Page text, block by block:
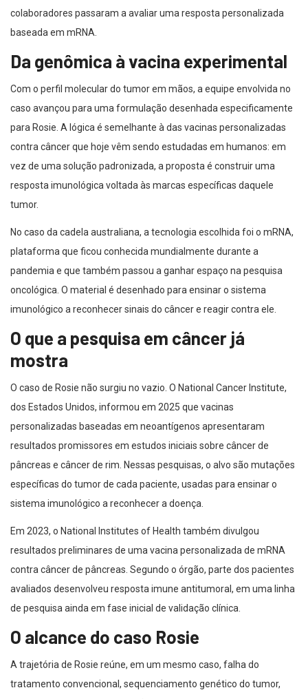
colaboradores passaram a avaliar uma resposta personalizada
baseada em mRNA.
Da genômica à vacina experimental
Com o perfil molecular do tumor em mãos, a equipe envolvida no
caso avançou para uma formulação desenhada especificamente
para Rosie. A lógica é semelhante à das vacinas personalizadas
contra câncer que hoje vêm sendo estudadas em humanos: em
vez de uma solução padronizada, a proposta é construir uma
resposta imunológica voltada às marcas específicas daquele
tumor.
No caso da cadela australiana, a tecnologia escolhida foi o mRNA,
plataforma que ficou conhecida mundialmente durante a
pandemia e que também passou a ganhar espaço na pesquisa
oncológica. O material é desenhado para ensinar o sistema
imunológico a reconhecer sinais do câncer e reagir contra ele.
O que a pesquisa em câncer já
mostra
O caso de Rosie não surgiu no vazio. O National Cancer Institute,
dos Estados Unidos, informou em 2025 que vacinas
personalizadas baseadas em neoantígenos apresentaram
resultados promissores em estudos iniciais sobre câncer de
pâncreas e câncer de rim. Nessas pesquisas, o alvo são mutações
específicas do tumor de cada paciente, usadas para ensinar o
sistema imunológico a reconhecer a doença.
Em 2023, o National Institutes of Health também divulgou
resultados preliminares de uma vacina personalizada de mRNA
contra câncer de pâncreas. Segundo o órgão, parte dos pacientes
avaliados desenvolveu resposta imune antitumoral, em uma linha
de pesquisa ainda em fase inicial de validação clínica.
O alcance do caso Rosie
A trajetória de Rosie reúne, em um mesmo caso, falha do
tratamento convencional, sequenciamento genético do tumor,